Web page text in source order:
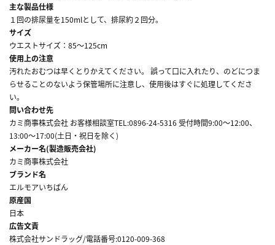
主な製品仕様
１回の排尿量を150mlとして、排尿約２回分。
サイズ
ウエストサイズ：85～125cm
使用上の注意
汚れたおむつは早くとりかえてください。 誤って口に入れたり、のどにつま
らせることのないよう保管場所に注意し、使用後はすぐに処理してくださ
い。
問い合わせ先
カミ商事株式会社 お客様相談室TEL:0896-24-5316 受付時間9:00～12:00、
13:00～17:00(土日・祝日を除く)
メーカー名(製造販売会社)
カミ商事株式会社
ブランド名
エルモアいちばん
原産国
日本
広告文責
株式会社サンドラッグ/電話番号:0120-009-368